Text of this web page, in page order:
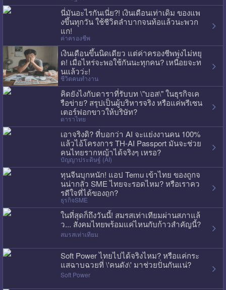
นี่มันอะไรกันเนี่ย?! เงินเดือนเท่าเดิม ของแพ
งขึ้นทุกวัน ใช้ชีวิตลำบากจนท้อแล้วนะพวก
แก!
ค่าครองชีพ
เงินเดือนขึ้นนิดเดียว แต่ค่าครองชีพพุ่งไม่หยุ
ด! เมื่อไหร่จะพอใช้กันนะทุกคน? เหนื่อยจะท
นแล้วว่ะ!
ชีวิตคนทำงาน
คิดยังไงกับดาราที่รับบท \"บอส\" ในธุรกิจเค
รือข่าย? สรุปเป็นผู้บริหารจริง หรือแค่พรีเซน
เตอร์ฟอกขาวให้บริษัท?
ดาราไทย
เอาจริงดิ? ที่บอกว่า AI จะแย่งงานคน 100%
แล้วไอ้โครงการ TH-AI Passport มันจะช่วย
คนไทยรากหญ้าได้จริงๆ เหรอ?
ปัญญาประดิษฐ์ (AI)
ทุนจีนบุกหนัก! แอป Temu เข้าไทย ของถูกจ
นน่ากลัว SME ไทยจะรอดไหม? หรือเราคว
รดีใจที่ได้ของถูก?
ธุรกิจSME
ในที่สุดก็ถึงวันนี้! สมรสเท่าเทียมผ่านสภาแล้
ว... สังคมไทยพร้อมแค่ไหนกับก้าวสำคัญนี้?
สมรสเท่าเทียม
Soft Power ไทยไปได้จริงไหม? หรือแค่กระ
แสฉาบฉวยที่ \'คนดัง\' มาช่วยปั่นกันแน่?
Soft Power